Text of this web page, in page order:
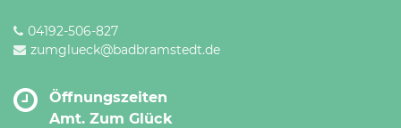
04192-506-827
zumglueck@badbramstedt.de
Öffnungszeiten
Amt. Zum Glück